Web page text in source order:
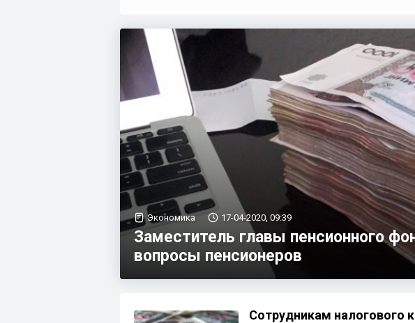
Экономика 17-04-2020, 09:39
Заместитель главы пенсионного
вопросы пенсионеров
Сотрудникам налогового